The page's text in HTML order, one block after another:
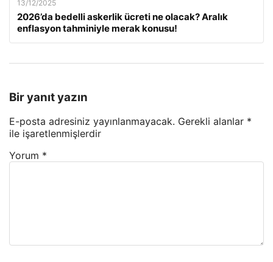
13/12/2025
2026’da bedelli askerlik ücreti ne olacak? Aralık
enflasyon tahminiyle merak konusu!
Bir yanıt yazın
E-posta adresiniz yayınlanmayacak. Gerekli alanlar *
ile işaretlenmişlerdir
Yorum *